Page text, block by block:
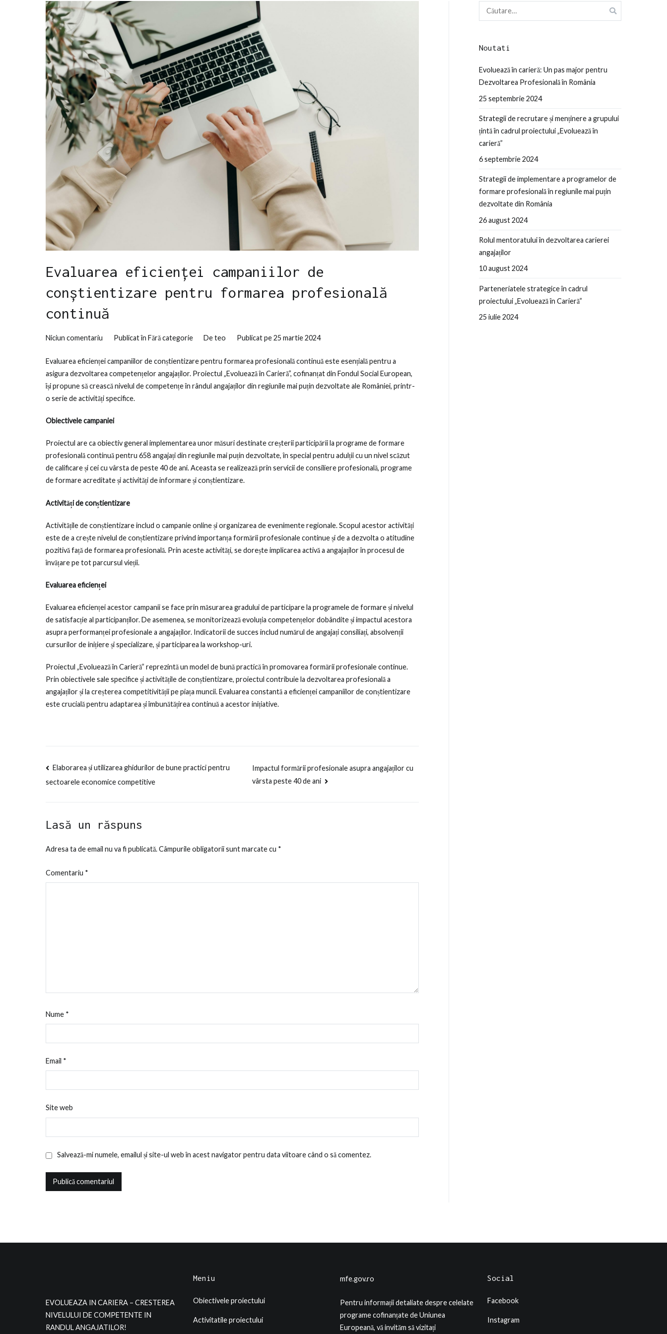
Evaluarea eficienței campaniilor de
conștientizare pentru formarea profesională
continuă
Niciun comentariu
eficienței
campaniilor
de
conștientizare
formarea
continuă
Publicat în Fără categorie Deteo Publicat pe25 martie 2024
Evaluarea eficienței campaniilor de conștientizare pentru formarea profesională continuă este esențială pentru a
asigura dezvoltarea competențelor angajaților. Proiectul „Evoluează în Carieră”, cofinanțat din Fondul Social European,
își propune să crească nivelul de competențe în rândul angajaților din regiunile mai puțin dezvoltate ale României, printr-
o serie de activități specifice.
Obiectivele campaniei
Proiectul are ca obiectiv general implementarea unor măsuri destinate creșterii participării la programe de formare
profesională continuă pentru 658 angajați din regiunile mai puțin dezvoltate, în special pentru adulții cu un nivel scăzut
de calificare și cei cu vârsta de peste 40 de ani. Aceasta se realizează prin servicii de consiliere profesională, programe
de formare acreditate și activități de informare și conștientizare.
Activități de conștientizare
Activitățile de conștientizare includ o campanie online și organizarea de evenimente regionale. Scopul acestor activități
este de a crește nivelul de conștientizare privind importanța formării profesionale continue și de a dezvolta o atitudine
pozitivă față de formarea profesională. Prin aceste activități, se dorește implicarea activă a angajaților în procesul de
învățare pe tot parcursul vieții.
Evaluarea eficienței
Evaluarea eficienței acestor campanii se face prin măsurarea gradului de participare la programele de formare și nivelul
de satisfacție al participanților. De asemenea, se monitorizează evoluția competențelor dobândite și impactul acestora
asupra performanței profesionale a angajaților. Indicatorii de succes includ numărul de angajați consiliați, absolvenții
cursurilor de inițiere și specializare, și participarea la workshop-uri.
Proiectul „Evoluează în Carieră” reprezintă un model de bună practică în promovarea formării profesionale continue.
Prin obiectivele sale specifice și activitățile de conștientizare, proiectul contribuie la dezvoltarea profesională a
angajaților și la creșterea competitivității pe piața muncii. Evaluarea constantă a eficienței campaniilor de conștientizare
este crucială pentru adaptarea și îmbunătățirea continuă a acestor inițiative.
Navigare
Elaborarea și utilizarea ghidurilor de bune practici pentru
sectoarele economice competitive
Impactul formării profesionale asupra angajaților cu
vârsta peste 40 de ani
Lasă un răspuns
Adresa ta de email nu va fi publicată.Câmpurile obligatorii sunt marcate cu *
Comentariu *
Nume *
Email *
Site web
Salvează-mi numele, emailul și site-ul web în acest navigator pentru data viitoare când o să comentez.
Caută
după:
Noutati
Evoluează în carieră: Un pas major pentru
Dezvoltarea Profesională în România
25 septembrie 2024
Strategii de recrutare și menținere a grupului
țintă în cadrul proiectului „Evoluează în
carieră”
6 septembrie 2024
Strategii de implementare a programelor de
formare profesională în regiunile mai puțin
dezvoltate din România
26 august 2024
Rolul mentoratului în dezvoltarea carierei
angajaților
10 august 2024
Parteneriatele strategice în cadrul
proiectului „Evoluează în Carieră”
25 iulie 2024
EVOLUEAZA IN CARIERA – CRESTEREA
NIVELULUI DE COMPETENTE IN
RANDUL ANGAJATILOR!
Meniu
Obiectivele proiectului
Activitatile proiectului
mfe.gov.ro
Pentru informații detaliate despre celelate
programe cofinanțate de Uniunea
Europeană, vă invităm să vizitați
Social
Facebook
Instagram